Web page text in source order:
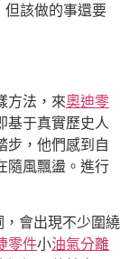
但該做的事還要
方法，來奧迪零
于真實歷史人
步，他們感到自
隨風飄盪。進行
，會出現不少圍繞
零件小油氣分離